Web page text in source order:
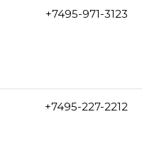
+7495-971-3123
+7495-227-2212